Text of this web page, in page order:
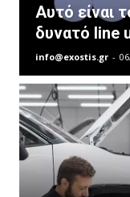
Αυτό είναι
δυνατό line
info@exostis.gr -